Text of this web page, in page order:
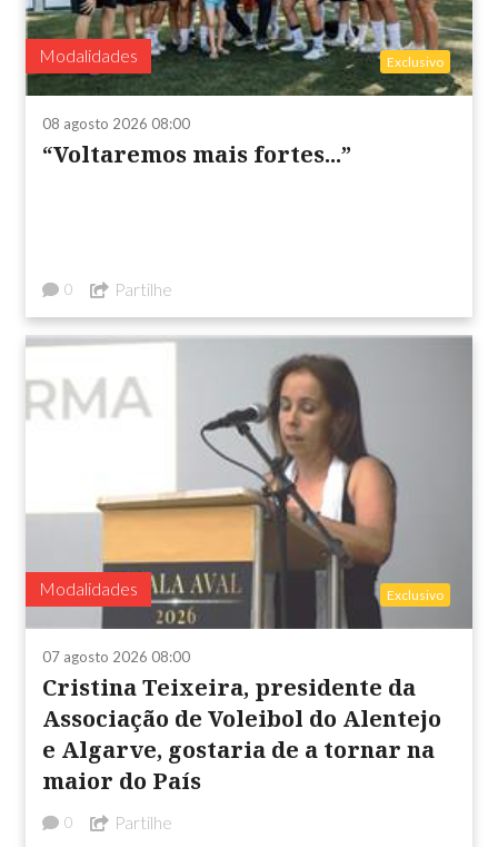
Modalidades Exclusivo
08 agosto 2026 08:00
“Voltaremos mais fortes...”
0 Partilhe
Modalidades Exclusivo
07 agosto 2026 08:00
Cristina Teixeira, presidente da
Associação de Voleibol do Alentejo
e Algarve, gostaria de a tornar na
maior do País
0 Partilhe